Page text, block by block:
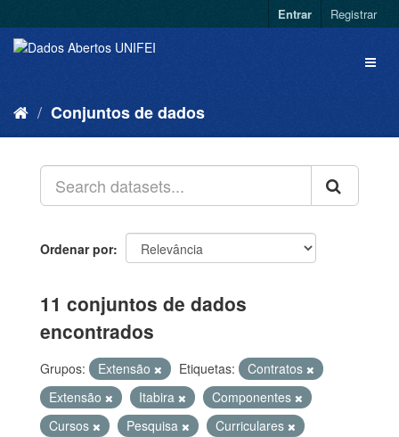
Entrar Registrar
Conjuntos de dados
Ordenar por
11 conjuntos de dados
encontrados
Grupos: Extensão Etiquetas:
Contratos
Extensão
Itabira
Componentes
Cursos
Pesquisa
Curriculares